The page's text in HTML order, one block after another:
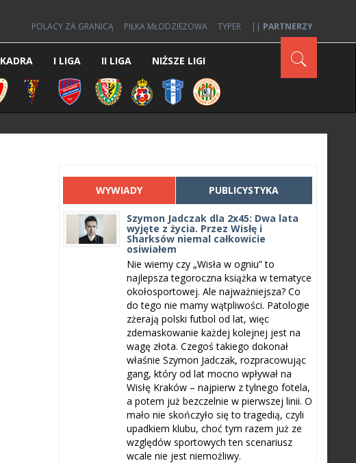
POLACY ZA GRANICĄ PIŁKA MŁODZIEŻOWA TYPER || PARTNERZY
KADRA I LIGA II LIGA NIŻSZE LIGI
WYWIADY PUBLICYSTYKA
Szymon Jadczak dla 2x45: Dwa lata
wyjęte z życia. Przez Wisłę i
Sharksów niemal całkowicie
osiwiałem
Nie wiemy czy „Wisła w ogniu” to
najlepsza tegoroczna książka w tematyce
okołosportowej. Ale najważniejsza? Co
do tego nie mamy wątpliwości. Patologie
zżerają polski futbol od lat, więc
zdemaskowanie każdej kolejnej jest na
wagę złota. Czegoś takiego dokonał
właśnie Szymon Jadczak, rozpracowując
gang, który od lat mocno wpływał na
Wisłę Kraków – najpierw z tylnego fotela,
a potem już bezczelnie w pierwszej linii. O
mało nie skończyło się to tragedią, czyli
upadkiem klubu, choć tym razem już ze
względów sportowych ten scenariusz
wcale nie jest niemożliwy.